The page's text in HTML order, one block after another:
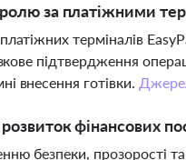
за платіжними
терміналів
підтвердження
внесення готівки.
фінансових
безпеки, прозорості та